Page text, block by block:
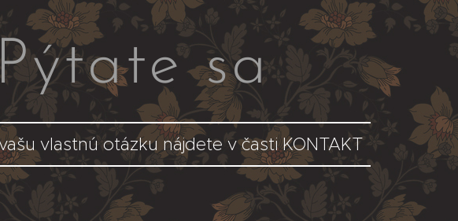
sa
vlastnú otázku nájdete v časti KONTAKT